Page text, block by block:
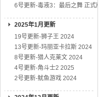
6号更新-毒液3：最后之舞 正式版
2025年1月更新
19号更新-狮子王 2024
13号更新-玛丽亚卡拉斯 2024
8号更新-猎人克莱文 2024
4号更新-角斗士2 2025
2号更新-鱿鱼游戏 2024